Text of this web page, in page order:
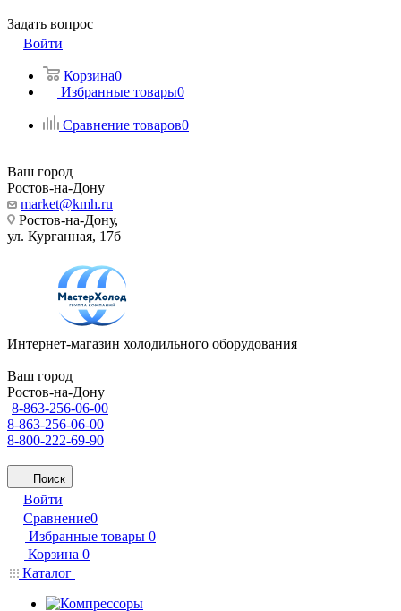
Задать вопрос
Войти
Корзина0
Избранные товары0
Сравнение товаров0
Ваш город
Ростов-на-Дону
market@kmh.ru
Ростов-на-Дону,
ул. Курганная, 17б
Интернет-магазин холодильного оборудования
Ваш город
Ростов-на-Дону
8-863-256-06-00
8-863-256-06-00
8-800-222-69-90
Поиск
Войти
Сравнение0
Избранные товары 0
Корзина 0
Каталог